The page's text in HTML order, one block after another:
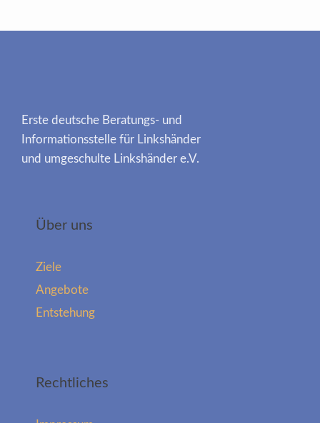
Erste deutsche Beratungs- und
Informationsstelle für Linkshänder
und umgeschulte Linkshänder e.V.
Über uns
Ziele
Angebote
Entstehung
Rechtliches